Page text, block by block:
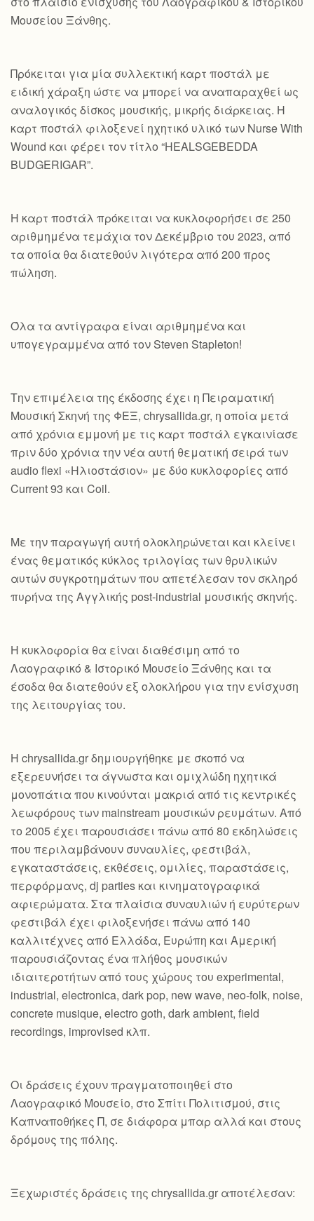
Μουσείου Ξάνθης.
Πρόκειται για μία συλλεκτική καρτ ποστάλ με
ειδική χάραξη ώστε να μπορεί να αναπαραχθεί ως
αναλογικός δίσκος μουσικής, μικρής διάρκειας. Η
καρτ ποστάλ φιλοξενεί ηχητικό υλικό των Nurse With
Wound και φέρει τον τίτλο “HEALSGEBEDDA
BUDGERIGAR”.
Η καρτ ποστάλ πρόκειται να κυκλοφορήσει σε 250
αριθμημένα τεμάχια τον Δεκέμβριο του 2023, από
τα οποία θα διατεθούν λιγότερα από 200 προς
πώληση.
Όλα τα αντίγραφα είναι αριθμημένα και
υπογεγραμμένα από τον Steven Stapleton!
Την επιμέλεια της έκδοσης έχει η Πειραματική
Μουσική Σκηνή της ΦΕΞ, chrysallida.gr, η οποία μετά
από χρόνια εμμονή με τις καρτ ποστάλ εγκαινίασε
πριν δύο χρόνια την νέα αυτή θεματική σειρά των
audio flexi «Ηλιοστάσιον» με δύο κυκλοφορίες από
Current 93 και Coil.
Με την παραγωγή αυτή ολοκληρώνεται και κλείνει
ένας θεματικός κύκλος τριλογίας των θρυλικών
αυτών συγκροτημάτων που απετέλεσαν τον σκληρό
πυρήνα της Αγγλικής post-industrial μουσικής σκηνής.
Η κυκλοφορία θα είναι διαθέσιμη από το
Λαογραφικό & Ιστορικό Μουσείο Ξάνθης και τα
έσοδα θα διατεθούν εξ ολοκλήρου για την ενίσχυση
της λειτουργίας του.
Η chrysallida.gr δημιουργήθηκε με σκοπό να
εξερευνήσει τα άγνωστα και ομιχλώδη ηχητικά
μονοπάτια που κινούνται μακριά από τις κεντρικές
λεωφόρους των mainstream μουσικών ρευμάτων. Από
το 2005 έχει παρουσιάσει πάνω από 80 εκδηλώσεις
που περιλαμβάνουν συναυλίες, φεστιβάλ,
εγκαταστάσεις, εκθέσεις, ομιλίες, παραστάσεις,
περφόρμανς, dj parties και κινηματογραφικά
αφιερώματα. Στα πλαίσια συναυλιών ή ευρύτερων
φεστιβάλ έχει φιλοξενήσει πάνω από 140
καλλιτέχνες από Ελλάδα, Ευρώπη και Αμερική
παρουσιάζοντας ένα πλήθος μουσικών
ιδιαιτεροτήτων από τους χώρους του experimental,
industrial, electronica, dark pop, new wave, neo-folk, noise,
concrete musique, electro goth, dark ambient, field
recordings, improvised κλπ.
Οι δράσεις έχουν πραγματοποιηθεί στο
Λαογραφικό Μουσείο, στο Σπίτι Πολιτισμού, στις
Καπναποθήκες Π, σε διάφορα μπαρ αλλά και στους
δρόμους της πόλης.
Ξεχωριστές δράσεις της chrysallida.gr αποτέλεσαν: